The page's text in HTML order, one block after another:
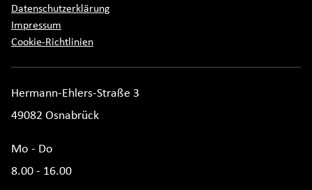
Datenschutzerklärung
Impressum
Cookie-Richtlinien
Hermann-Ehlers-Straße 3
49082 Osnabrück
Mo - Do
8.00 - 16.00